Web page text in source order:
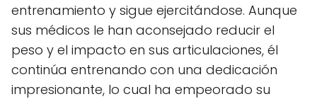
entrenamiento y sigue ejercitándose. Aunque
sus médicos le han aconsejado reducir el
peso y el impacto en sus articulaciones, él
continúa entrenando con una dedicación
impresionante, lo cual ha empeorado su